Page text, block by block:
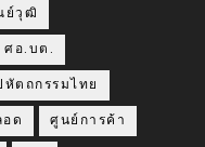
ย์วุฒิ
ศอ.บต.
หัตถกรรมไทย
ด ศูนย์การค้า